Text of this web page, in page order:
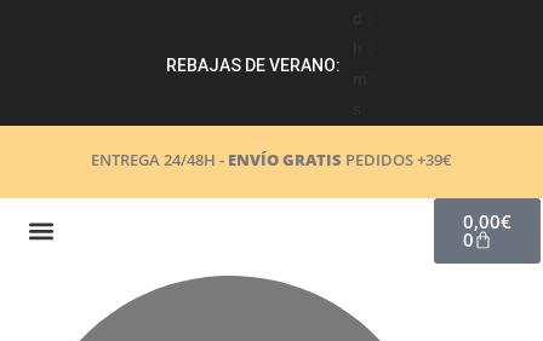
REBAJAS DE VERANO:
ENTREGA 24/48H - ENVÍO GRATIS PEDIDOS +39€
0,00€
0